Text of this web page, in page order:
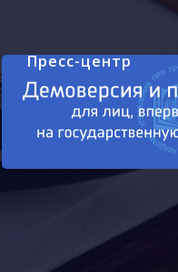
Пресс-центр